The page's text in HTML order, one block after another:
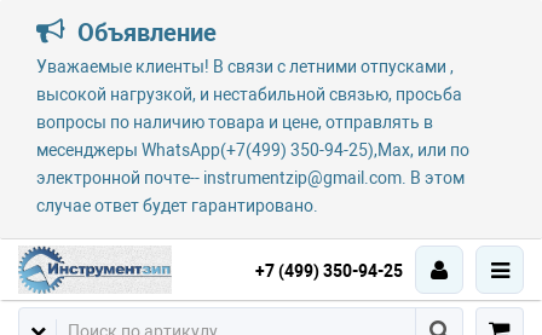
Объявление
Уважаемые клиенты! В связи с летними отпусками ,
высокой нагрузкой, и нестабильной связью, просьба
вопросы по наличию товара и цене, отправлять в
месенджеры WhatsApp(+7(499) 350-94-25),Max, или по
электронной почте-- instrumentzip@gmail.com. В этом
случае ответ будет гарантировано.
+7 (499) 350-94-25